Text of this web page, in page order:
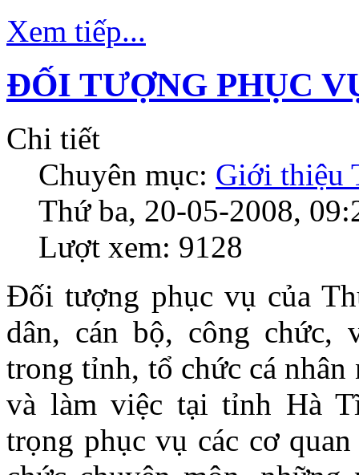
Xem tiếp...
ĐỐI TƯỢNG PHỤC
Chi tiết
Chuyên mục: Giới thiệu
Thứ ba, 20-05-2008,
Lượt xem: 9128
Đối tượng phục vụ của
dân, cán bộ, công chức,
trong tỉnh, tổ chức cá
và làm việc tại tỉnh Hà
trọng phục vụ các cơ